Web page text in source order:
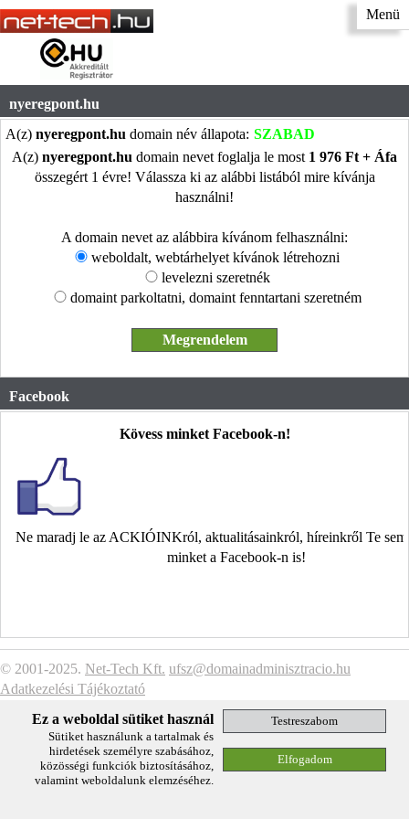
Menü
nyeregpont.hu
A(z) nyeregpont.hu domain név állapota: SZABAD
A(z) nyeregpont.hu domain nevet foglalja le most 1 976 Ft + Áfa
összegért 1 évre! Válassza ki az alábbi listából mire kívánja
használni!
A domain nevet az alábbira kívánom felhasználni:
weboldalt, webtárhelyet kívánok létrehozni
levelezni szeretnék
domaint parkoltatni, domaint fenntartani szeretném
Facebook
Kövess minket Facebook-n!
Ne maradj le az ACKIÓINKról, aktualitásainkról, híreinkről Te
minket a Facebook-n is!
© 2001-2025. Net-Tech Kft. ufsz@domainadminisztracio.hu
Adatkezelési Tájékoztató
Ez a weboldal sütiket használ
Sütiket használunk a tartalmak és
hirdetések személyre szabásához,
közösségi funkciók biztosításához,
valamint weboldalunk elemzéséhez.